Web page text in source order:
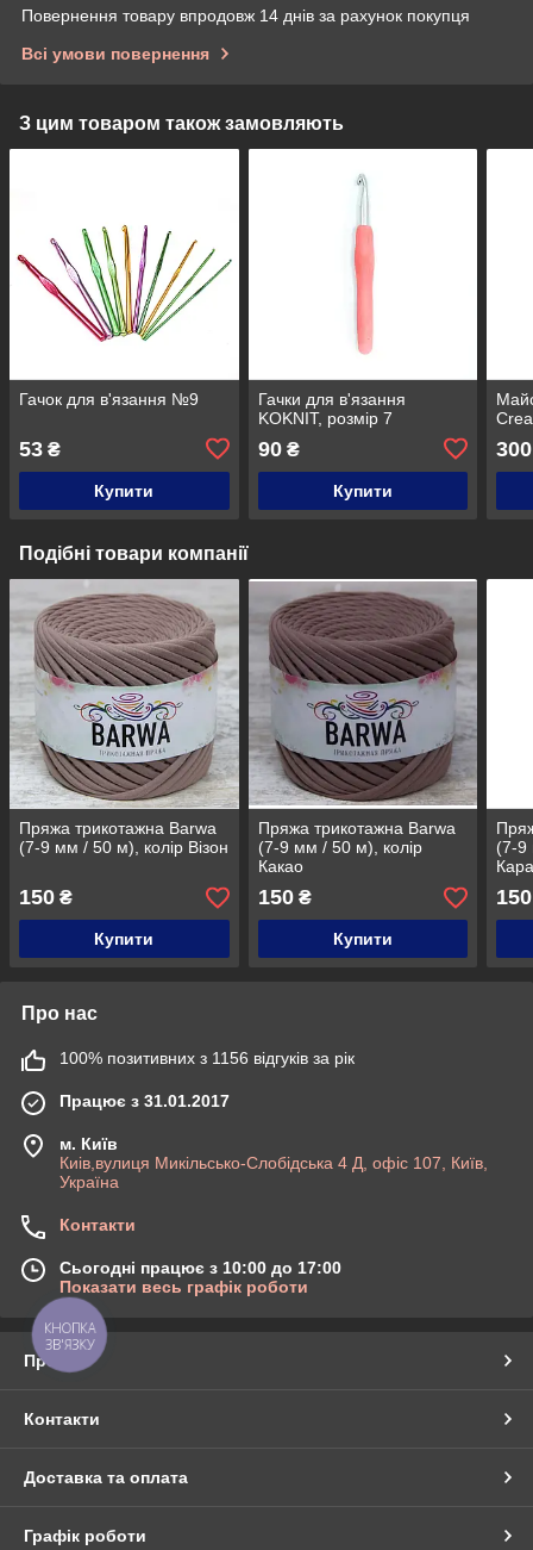
Повернення товару впродовж 14 днів за рахунок покупця
Всі умови повернення
З цим товаром також замовляють
Гачок для в'язання №9
53 ₴
Купити
Гачки для в'язання
KOKNIT, розмір 7
90₴
Купити
300
Подібні товари компанії
Пряжа трикотажна Barwa
(7-9 мм / 50 м), колір Візон
150 ₴
Купити
Пряжа трикотажна Barwa
(7-9 мм / 50 м), колір
Какао
150₴
Купити
(7-9
150
Про нас
100% позитивних з 1156 відгуків за рік
Працює з 31.01.2017
м. Київ
Киів,вулиця Микільсько-Слобідська 4 Д, офіс 107, Київ,
Україна
Контакти
Сьогодні працює з 10:00 до 17:00
Показати весь графік роботи
Про нас
Контакти
Доставка та оплата
Графік роботи
КНОПКА
ЗВ'ЯЗКУ